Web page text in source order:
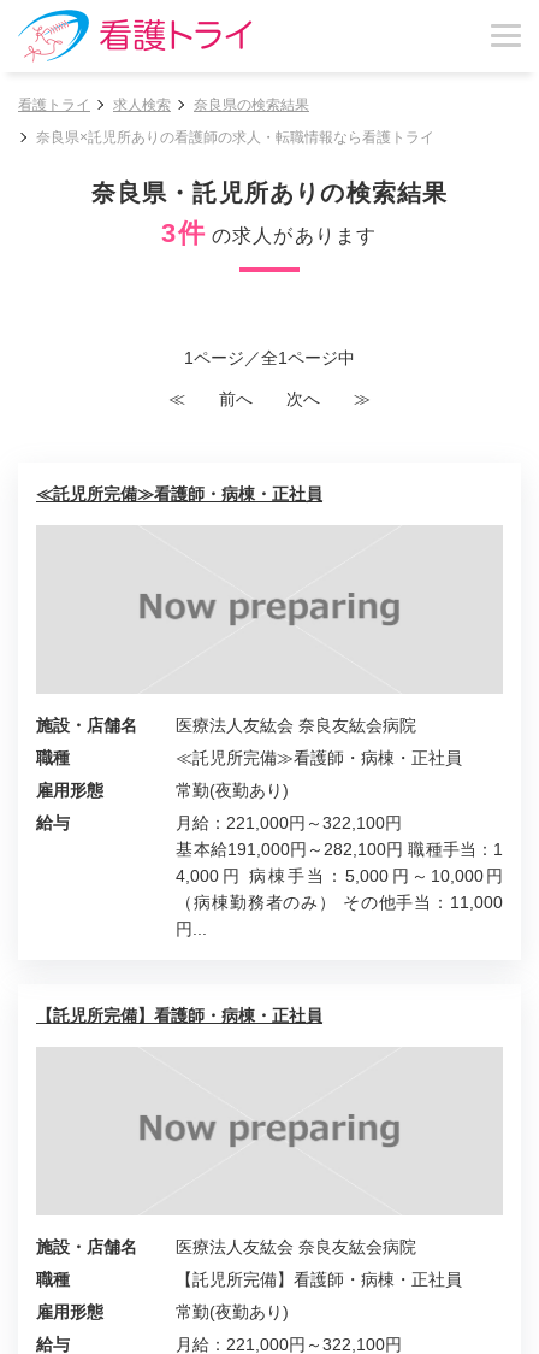
看護トライ 求人検索
奈良県の検索結果
奈良県×託児所ありの看護師の求人・転職情報なら看護トライ
奈良県・託児所ありの検索結果
3件 の求人があります
1ページ／全1ページ中
≪ 前へ 次へ ≫
≪託児所完備≫看護師・病棟・正社員
施設・店舗名
医療法人友紘会 奈良友紘会病院
職種
≪託児所完備≫看護師・病棟・正社員
雇用形態
常勤(夜勤あり)
給与
月給：221,000円～322,100円
基本給191,000円～282,100円 職種手当：1
4,000円 病棟手当：5,000円～10,000円
（病棟勤務者のみ） その他手当：11,000
円...
【託児所完備】看護師・病棟・正社員
施設・店舗名
医療法人友紘会 奈良友紘会病院
職種
【託児所完備】看護師・病棟・正社員
雇用形態
常勤(夜勤あり)
給与
月給：221,000円～322,100円